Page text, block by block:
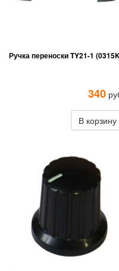
Ручка переноски TY21-1
340
В корзину